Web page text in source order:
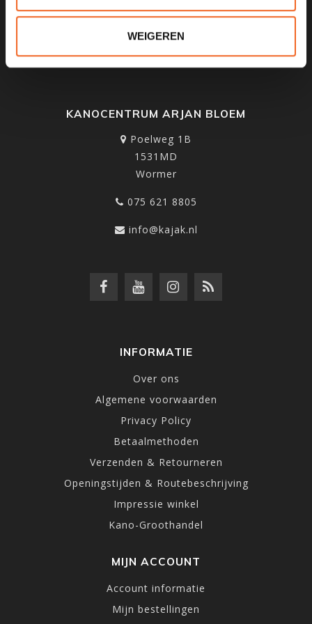
WEIGEREN
SCHRIJF JE IN VOOR ONZE
KANOCENTRUM ARJAN BLOEM
Poelweg 1B
1531MD
Wormer
075 621 8805
info@kajak.nl
INFORMATIE
Over ons
Algemene voorwaarden
Privacy Policy
Betaalmethoden
Verzenden & Retourneren
Openingstijden & Routebeschrijving
Impressie winkel
Kano-Groothandel
MIJN ACCOUNT
Account informatie
Mijn bestellingen